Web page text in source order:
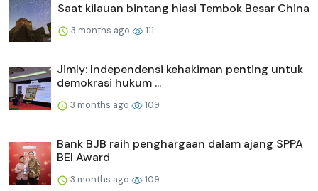
Saat kilauan bintang hiasi Tembok Besar China
3 months ago 111
Jimly: Independensi kehakiman penting untuk
demokrasi hukum ...
3 months ago 109
Bank BJB raih penghargaan dalam ajang SPPA
BEI Award
3 months ago 109